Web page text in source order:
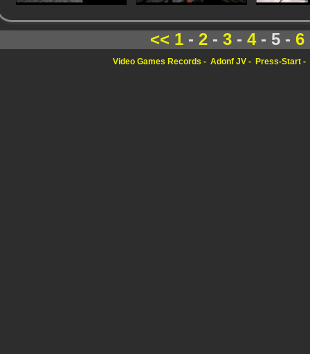
<< 1 - 2 - 3 - 4- 5 - 6
Video Games Records Adonf JV Press-Start